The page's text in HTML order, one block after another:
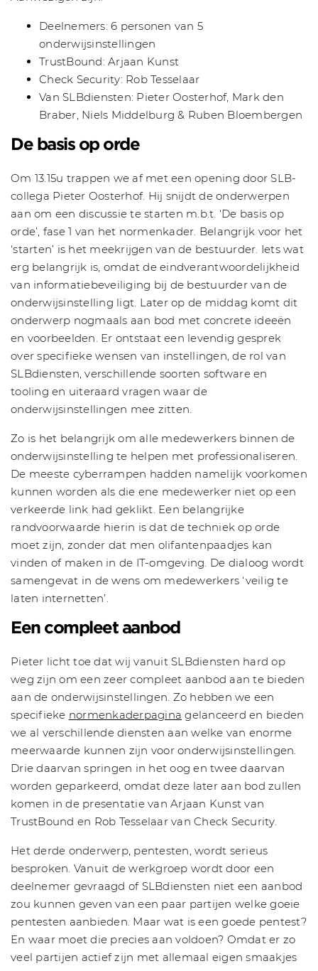
Deelnemers: 6 personen van 5
onderwijsinstellingen
TrustBound: Arjaan Kunst
Check Security: Rob Tesselaar
Van SLBdiensten: Pieter Oosterhof, Mark den
Braber, Niels Middelburg & Ruben Bloembergen
De basis op orde
Om 13.15u trappen we af met een opening door SLB-
collega Pieter Oosterhof. Hij snijdt de onderwerpen
aan om een discussie te starten m.b.t. ‘De basis op
orde’, fase 1 van het normenkader. Belangrijk voor het
‘starten’ is het meekrijgen van de bestuurder. Iets wat
erg belangrijk is, omdat de eindverantwoordelijkheid
van informatiebeveiliging bij de bestuurder van de
onderwijsinstelling ligt. Later op de middag komt dit
onderwerp nogmaals aan bod met concrete ideeën
en voorbeelden. Er ontstaat een levendig gesprek
over specifieke wensen van instellingen, de rol van
SLBdiensten, verschillende soorten software en
tooling en uiteraard vragen waar de
onderwijsinstellingen mee zitten.
Zo is het belangrijk om alle medewerkers binnen de
onderwijsinstelling te helpen met professionaliseren.
De meeste cyberrampen hadden namelijk voorkomen
kunnen worden als die ene medewerker niet op een
verkeerde link had geklikt. Een belangrijke
randvoorwaarde hierin is dat de techniek op orde
moet zijn, zonder dat men olifantenpaadjes kan
vinden of maken in de IT-omgeving. De dialoog wordt
samengevat in de wens om medewerkers ‘veilig te
laten internetten’.
Een compleet aanbod
Pieter licht toe dat wij vanuit SLBdiensten hard op
weg zijn om een zeer compleet aanbod aan te bieden
aan de onderwijsinstellingen. Zo hebben we een
specifieke normenkaderpagina gelanceerd en bieden
we al verschillende diensten aan welke van enorme
meerwaarde kunnen zijn voor onderwijsinstellingen.
Drie daarvan springen in het oog en twee daarvan
worden geparkeerd, omdat deze later aan bod zullen
komen in de presentatie van Arjaan Kunst van
TrustBound en Rob Tesselaar van Check Security.
Het derde onderwerp, pentesten, wordt serieus
besproken. Vanuit de werkgroep wordt door een
deelnemer gevraagd of SLBdiensten niet een aanbod
zou kunnen geven van een paar partijen welke goeie
pentesten aanbieden. Maar wat is een goede pentest?
En waar moet die precies aan voldoen? Omdat er zo
veel partijen actief zijn met allemaal eigen smaakjes